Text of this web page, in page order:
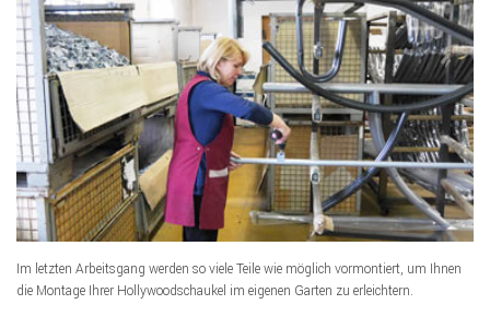
Im letzten Arbeitsgang werden so viele Teile wie möglich vormontiert, um Ihnen
die Montage Ihrer Hollywoodschaukel im eigenen Garten zu erleichtern.